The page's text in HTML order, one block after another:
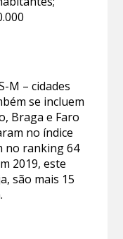
M – cidades
se incluem
Braga e Faro
no índice
no ranking 64
2019, este
são mais 15